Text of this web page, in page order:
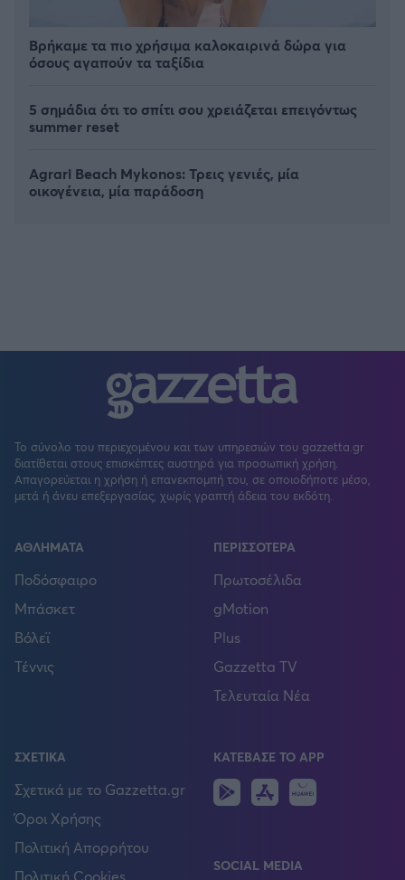
Βρήκαμε τα πιο χρήσιμα καλοκαιρινά δώρα για
όσους αγαπούν τα ταξίδια
5 σημάδια ότι το σπίτι σου χρειάζεται επειγόντως
summer reset
Agrari Beach Mykonos: Τρεις γενιές, μία
οικογένεια, μία παράδοση
Το σύνολο του περιεχομένου και των υπηρεσιών του gazzetta.gr
διατίθεται στους επισκέπτες αυστηρά για προσωπική χρήση.
Απαγορεύεται η χρήση ή επανεκπομπή του, σε οποιοδήποτε μέσο,
μετά ή άνευ επεξεργασίας, χωρίς γραπτή άδεια του εκδότη.
ΑΘΛΗΜΑΤΑ
Ποδόσφαιρο
Μπάσκετ
Βόλεϊ
Τέννις
ΠΕΡΙΣΣΟΤΕΡΑ
Πρωτοσέλιδα
gMotion
Plus
Gazzetta TV
Τελευταία Νέα
ΣΧΕΤΙΚΑ
Σχετικά με το Gazzetta.gr
Όροι Χρήσης
Πολιτική Απορρήτου
Πολιτική Cookies
ΚΑΤΕΒΑΣΕ ΤΟ APP
Android
IOS
SOCIAL MEDIA